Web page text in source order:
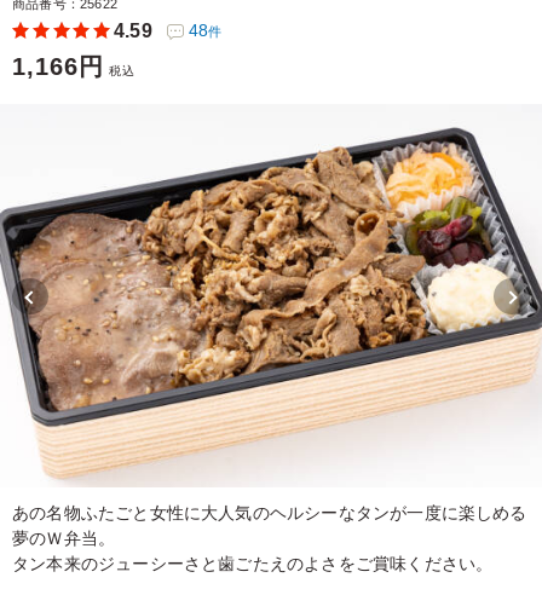
商品番号：25622
4.59 48件
1,166円 税込
あの名物ふたごと女性に大人気のヘルシーなタンが一度に楽しめる
夢のＷ弁当。
タン本来のジューシーさと歯ごたえのよさをご賞味ください。